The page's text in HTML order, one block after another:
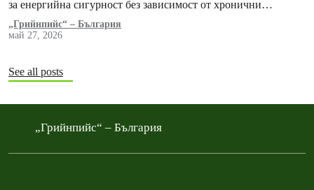
за енергийна сигурност без зависимост от хронични
замърсители
„Грийнпийс“ – България
май 27, 2026
See all posts
„Грийнпийс“ – България